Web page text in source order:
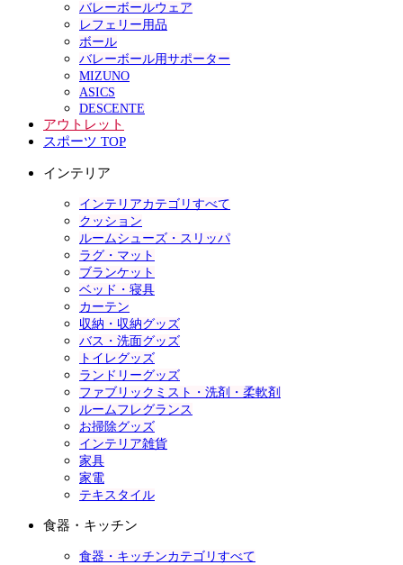
バレーボールウェア
レフェリー用品
ボール
バレーボール用サポーター
MIZUNO
ASICS
DESCENTE
アウトレット
スポーツ TOP
インテリア
インテリアカテゴリすべて
クッション
ルームシューズ・スリッパ
ラグ・マット
ブランケット
ベッド・寝具
カーテン
収納・収納グッズ
バス・洗面グッズ
トイレグッズ
ランドリーグッズ
ファブリックミスト・洗剤・柔軟剤
ルームフレグランス
お掃除グッズ
インテリア雑貨
家具
家電
テキスタイル
食器・キッチン
食器・キッチンカテゴリすべて